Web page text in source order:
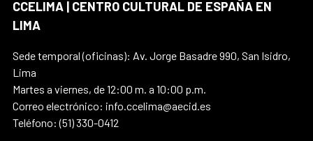
CCELIMA | CENTRO CULTURAL DE ESPAÑA EN
LIMA
Sede temporal (oficinas): Av. Jorge Basadre 990, San Isidro,
Lima
Martes a viernes, de 12:00 m. a 10:00 p.m.
Correo electrónico: info.ccelima@aecid.es
Teléfono: (51) 330-0412